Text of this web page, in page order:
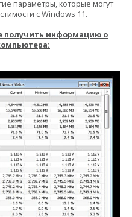
параметры, которые могут
с Windows 11.
получить информацию о